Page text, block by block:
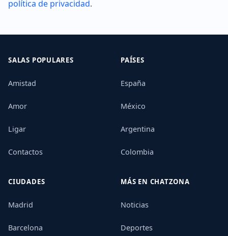
política de privacidad.
SALAS POPULARES
Amistad
Amor
Ligar
Contactos
PAÍSES
España
México
Argentina
Colombia
CIUDADES
Madrid
Barcelona
MÁS EN CHATZONA
Noticias
Deportes